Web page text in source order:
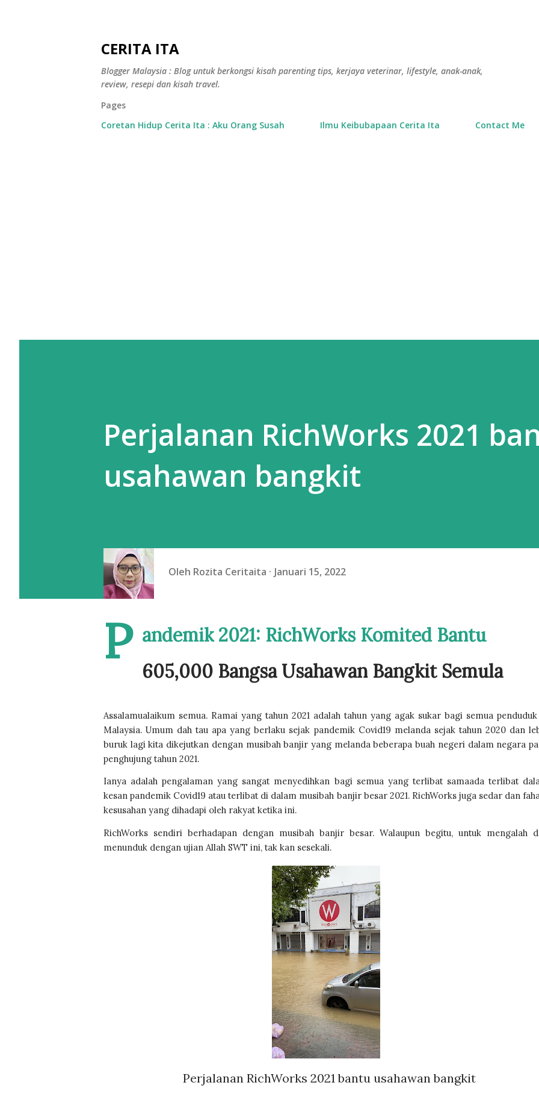
CERITA ITA
Blogger Malaysia : Blog untuk berkongsi kisah parenting tips, kerjaya veterinar, lifestyle, anak-anak,
review, resepi dan kisah travel.
Pages
Coretan Hidup Cerita Ita : Aku Orang Susah
Ilmu Keibubapaan Cerita Ita Contact Me
Perjalanan RichWorks 2021
usahawan bangkit
Oleh Rozita Ceritaita Januari 15, 2022
P andemik 2021: RichWorks Komited Bantu
605,000 Bangsa Usahawan Bangkit Semula
Assalamualaikum semua. Ramai yang tahun 2021 adalah tahun yang agak sukar bagi semua
Malaysia. Umum dah tau apa yang berlaku sejak pandemik Covid19 melanda sejak tahun 2020 dan
buruk lagi kita dikejutkan dengan musibah banjir yang melanda beberapa buah negeri dalam negara
penghujung tahun 2021.
Ianya adalah pengalaman yang sangat menyedihkan bagi semua yang terlibat samaada terlibat
kesan pandemik Covid19 atau terlibat di dalam musibah banjir besar 2021. RichWorks juga sedar dan
kesusahan yang dihadapi oleh rakyat ketika ini.
RichWorks sendiri berhadapan dengan musibah banjir besar. Walaupun begitu, untuk mengalah
menunduk dengan ujian Allah SWT ini, tak kan sesekali.
Perjalanan RichWorks 2021 bantu usahawan bangkit